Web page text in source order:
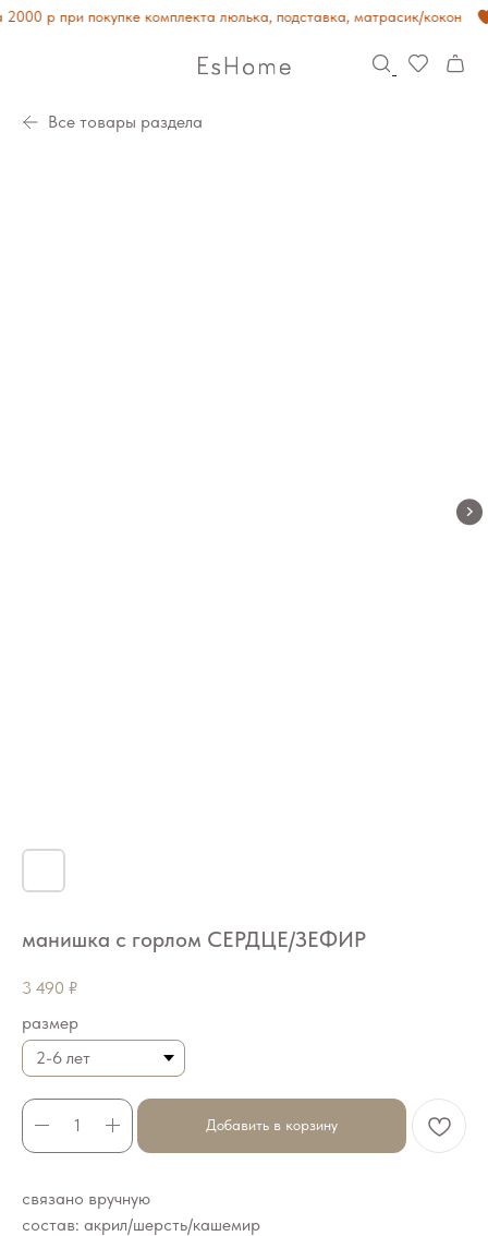
р при покупке комплекта люлька, подставка, матрасик/кокон
Все товары раздела
манишка с горлом СЕРДЦЕ/ЗЕФИР
3 490 ₽
размер
Добавить в корзину
связано вручную
состав: акрил/шерсть/кашемир